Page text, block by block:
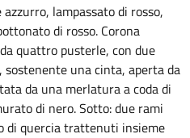
lampassato di rosso,
di rosso. Corona
quattro pusterle, con due
una cinta, aperta da
da una merlatura a coda di
di nero. Sotto: due rami
di quercia trattenuti insieme